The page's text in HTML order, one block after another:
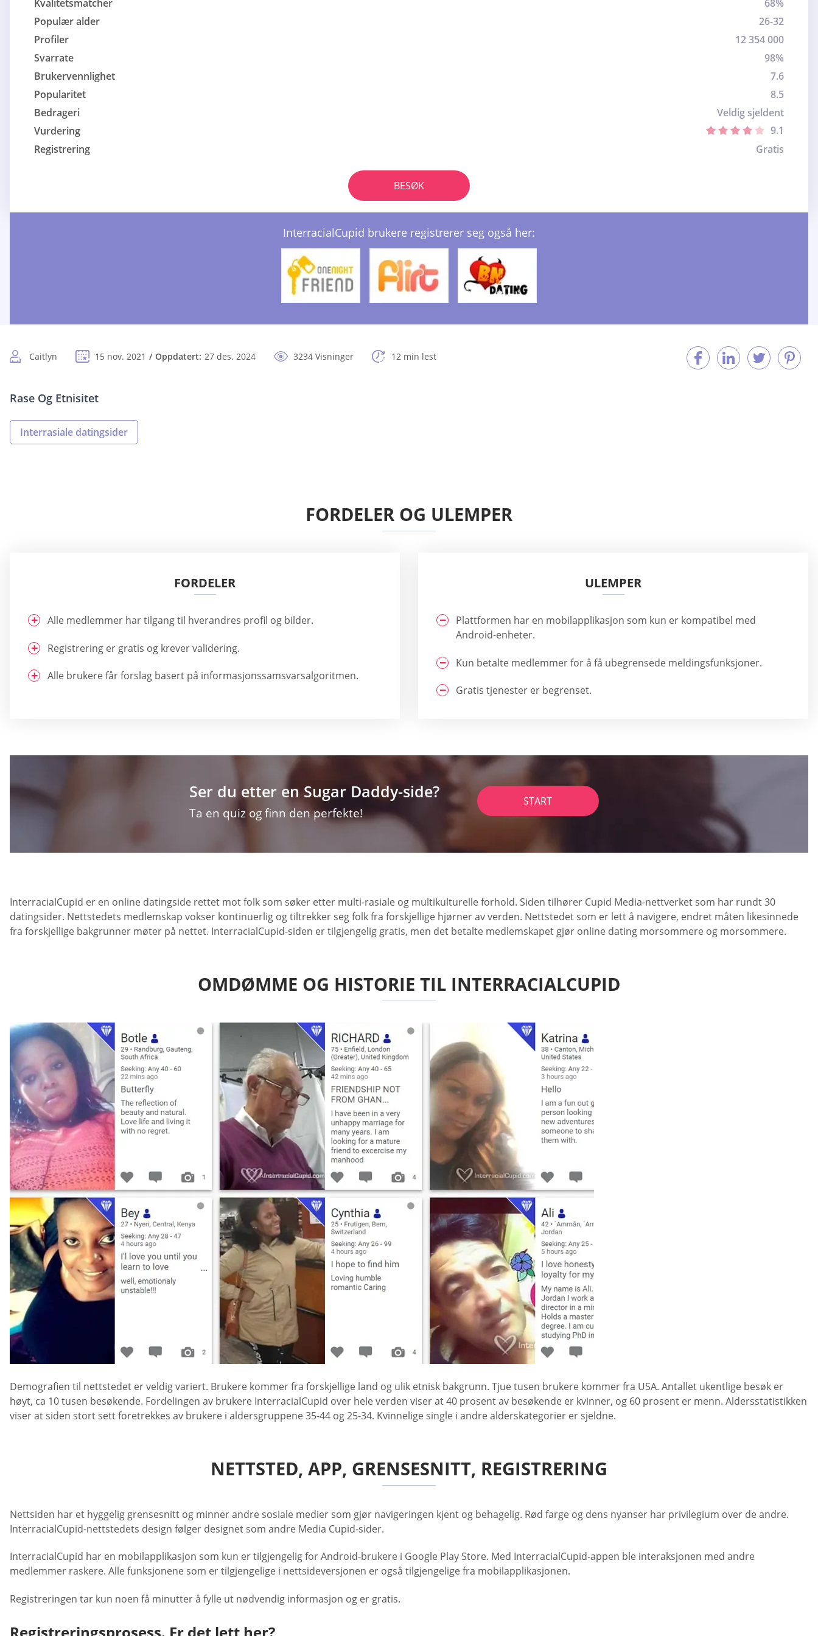
Kvalitetsmatcher
68%
Populær alder
26-32
Profiler
12 354 000
Svarrate
98%
Brukervennlighet
7.6
Popularitet
8.5
Bedrageri
Veldig sjeldent
Vurdering
9.1
Registrering
Gratis
BESØK
InterracialCupid brukere registrerer seg også her:
Caitlyn 15 nov. 2021 Oppdatert: 27 des. 2024 3234 Visninger 12 min lest
Rase Og Etnisitet
Interrasiale datingsider
FORDELER OG ULEMPER
FORDELER
Alle medlemmer har tilgang til hverandres profil og bilder.
Registrering er gratis og krever validering.
Alle brukere får forslag basert på informasjonssamsvarsalgoritmen.
ULEMPER
Plattformen har en mobilapplikasjon som kun er kompatibel med
Android-enheter.
Kun betalte medlemmer for å få ubegrensede meldingsfunksjoner.
Gratis tjenester er begrenset.
Ser du etter en Sugar Daddy-side?
Ta en quiz og finn den perfekte!
START
InterracialCupid er en online datingside rettet mot folk som søker etter multi-rasiale og multikulturelle forhold. Siden tilhører Cupid Media-nettverket som har rundt 30
datingsider. Nettstedets medlemskap vokser kontinuerlig og tiltrekker seg folk fra forskjellige hjørner av verden. Nettstedet som er lett å navigere, endret måten likesinnede
fra forskjellige bakgrunner møter på nettet. InterracialCupid-siden er tilgjengelig gratis, men det betalte medlemskapet gjør online dating morsommere og morsommere.
OMDØMME OG HISTORIE TIL INTERRACIALCUPID
Demografien til nettstedet er veldig variert. Brukere kommer fra forskjellige land og ulik etnisk bakgrunn. Tjue tusen brukere kommer fra USA. Antallet ukentlige besøk er
høyt, ca 10 tusen besøkende. Fordelingen av brukere InterracialCupid over hele verden viser at 40 prosent av besøkende er kvinner, og 60 prosent er menn. Aldersstatistikken
viser at siden stort sett foretrekkes av brukere i aldersgruppene 35-44 og 25-34. Kvinnelige single i andre alderskategorier er sjeldne.
NETTSTED, APP, GRENSESNITT, REGISTRERING
Nettsiden har et hyggelig grensesnitt og minner andre sosiale medier som gjør navigeringen kjent og behagelig. Rød farge og dens nyanser har privilegium over de andre.
InterracialCupid-nettstedets design følger designet som andre Media Cupid-sider.
InterracialCupid har en mobilapplikasjon som kun er tilgjengelig for Android-brukere i Google Play Store. Med InterracialCupid-appen ble interaksjonen med andre
medlemmer raskere. Alle funksjonene som er tilgjengelige i nettsideversjonen er også tilgjengelige fra mobilapplikasjonen.
Registreringen tar kun noen få minutter å fylle ut nødvendig informasjon og er gratis.
Registreringsprosess. Er det lett her?